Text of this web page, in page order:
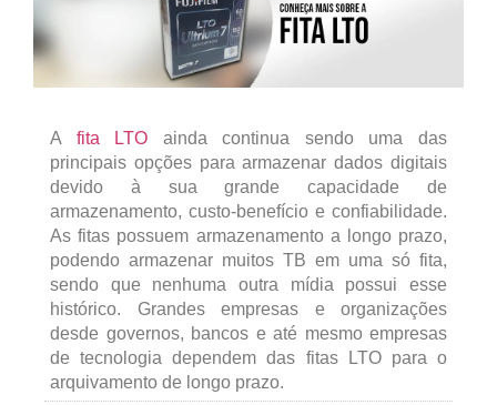
A fita LTO ainda continua sendo uma das
principais opções para armazenar dados digitais
devido à sua grande capacidade de
armazenamento, custo-benefício e confiabilidade.
As fitas possuem armazenamento a longo prazo,
podendo armazenar muitos TB em uma só fita,
sendo que nenhuma outra mídia possui esse
histórico. Grandes empresas e organizações
desde governos, bancos e até mesmo empresas
de tecnologia dependem das fitas LTO para o
arquivamento de longo prazo.